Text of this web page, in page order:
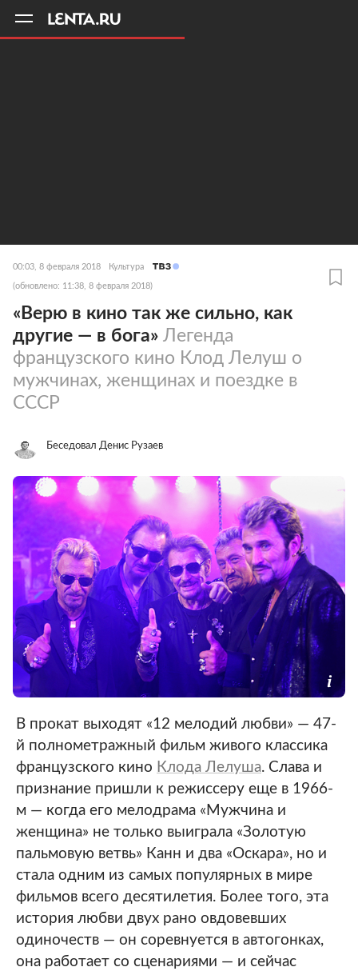
00:03, 8 февраля 2018 Культура
(обновлено: 11:38, 8 февраля 2018)
«Верю в кино так же сильно, как
другие — в бога» Легенда
французского кино Клод Лелуш о
мужчинах, женщинах и поездке в
СССР
Беседовал Денис Рузаев
В прокат выходят «12 мелодий любви» — 47-
й полнометражный фильм живого классика
французского кино Клода Лелуша. Слава и
признание пришли к режиссеру еще в 1966-
м — когда его мелодрама «Мужчина и
женщина» не только выиграла «Золотую
пальмовую ветвь» Канн и два «Оскара», но и
стала одним из самых популярных в мире
фильмов всего десятилетия. Более того, эта
история любви двух рано овдовевших
одиночеств — он соревнуется в автогонках,
она работает со сценариями — и сейчас